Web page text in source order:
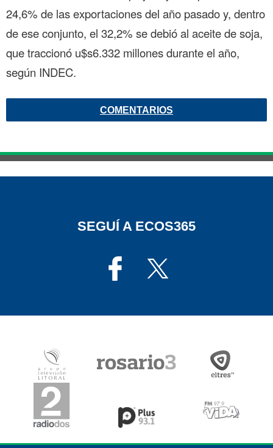
24,6% de las exportaciones del año pasado y, dentro
de ese conjunto, el 32,2% se debió al aceite de soja,
que traccionó u$s6.332 millones durante el año,
según INDEC.
COMENTARIOS
SEGUÍ A ECOS365